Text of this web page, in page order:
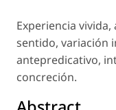
Experiencia
sentido, variación
antepredicativo,
concreción.